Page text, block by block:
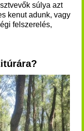
súlya azt
kenut adunk, vagy
felszerelés,